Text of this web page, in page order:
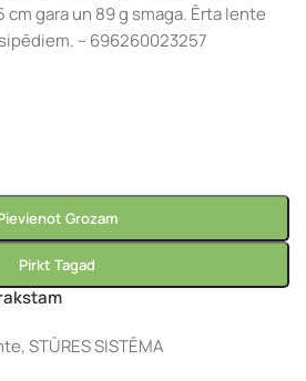
cm gara un 89 g smaga. Ērta lente
– 696260023257
Grozam
Pirkt Tagad
,STŪRES SISTĒMA